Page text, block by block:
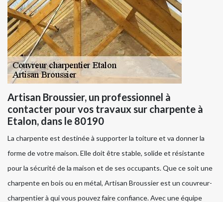
Artisan Broussier, un professionnel à
contacter pour vos travaux sur charpente à
Etalon, dans le 80190
La charpente est destinée à supporter la toiture et va donner la
forme de votre maison. Elle doit être stable, solide et résistante
pour la sécurité de la maison et de ses occupants. Que ce soit une
charpente en bois ou en métal, Artisan Broussier est un couvreur-
charpentier à qui vous pouvez faire confiance. Avec une équipe